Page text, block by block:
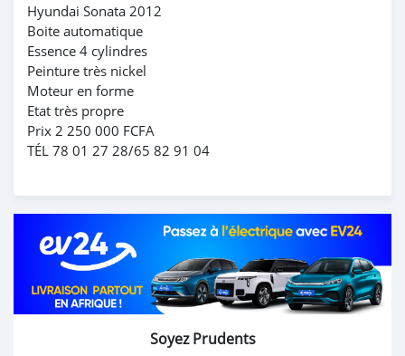
Hyundai Sonata 2012
Boite automatique
Essence 4 cylindres
Peinture très nickel
Moteur en forme
Etat très propre
Prix 2 250 000 FCFA
TÉL 78 01 27 28/65 82 91 04
Soyez Prudents